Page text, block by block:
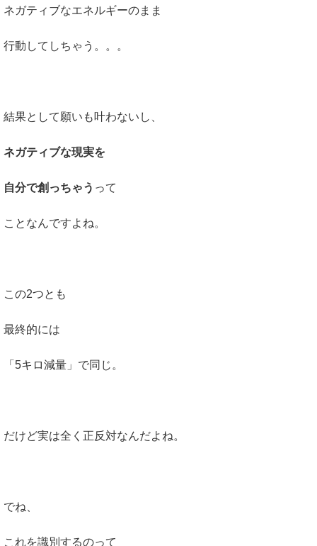
ネガティブなエネルギーのまま
行動してしちゃう。。。
結果として願いも叶わないし、
ネガティブな現実を
自分で創っちゃう って
ことなんですよね。
この2つとも
最終的には
「5キロ減量」で同じ。
だけど実は全く正反対なんだよね。
でね、
これを識別するのって